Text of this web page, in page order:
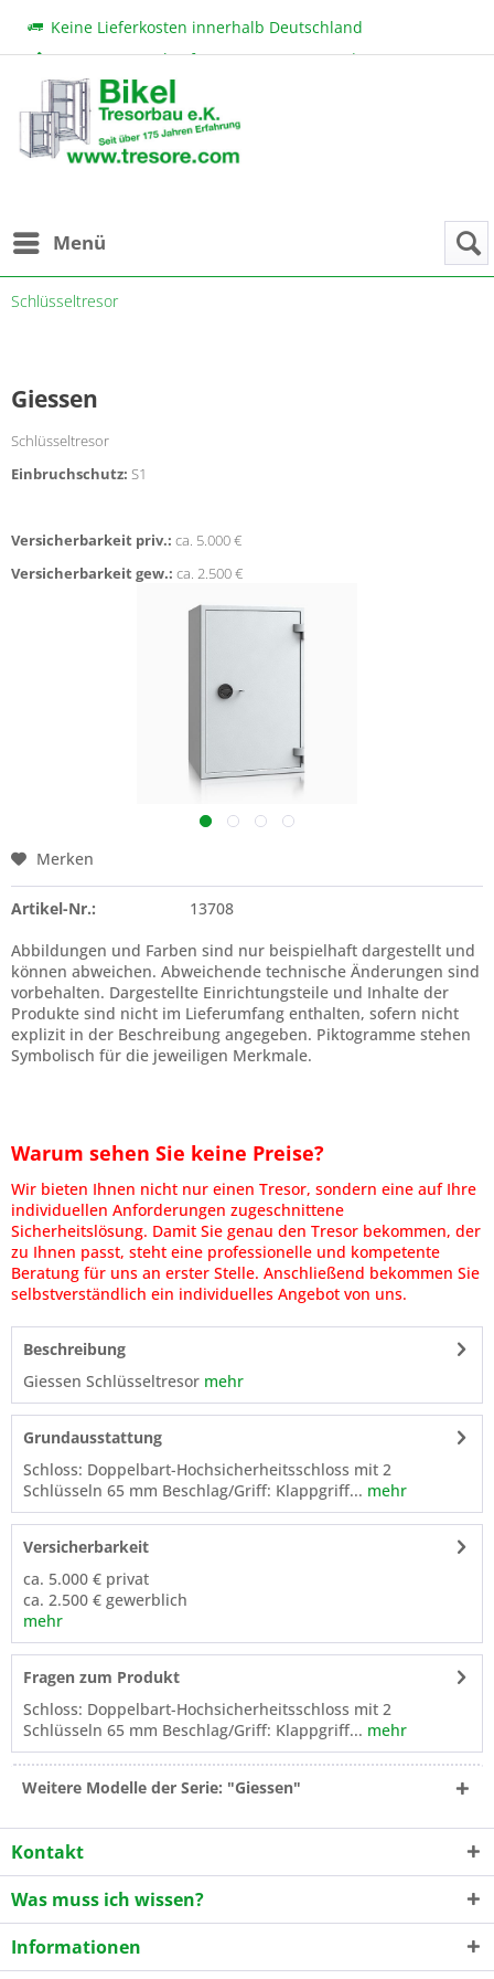
Keine Lieferkosten innerhalb Deutschland
Beratung & Verkauf:+49 (0) 7131 222 11|
bikel@tresore.com
Günstige Preise
Menü
Schlüsseltresor
Giessen
Schlüsseltresor
Einbruchschutz: S1
Versicherbarkeit priv.: ca. 5.000 €
Versicherbarkeit gew.: ca. 2.500 €
Merken
Artikel-Nr.:
13708
Abbildungen und Farben sind nur beispielhaft dargestellt und
können abweichen. Abweichende technische Änderungen sind
vorbehalten. Dargestellte Einrichtungsteile und Inhalte der
Produkte sind nicht im Lieferumfang enthalten, sofern nicht
explizit in der Beschreibung angegeben. Piktogramme stehen
Symbolisch für die jeweiligen Merkmale.
Warum sehen Sie keine Preise?
Wir bieten Ihnen nicht nur einen Tresor, sondern eine auf Ihre
individuellen Anforderungen zugeschnittene
Sicherheitslösung. Damit Sie genau den Tresor bekommen, der
zu Ihnen passt, steht eine professionelle und kompetente
Beratung für uns an erster Stelle. Anschließend bekommen Sie
selbstverständlich ein individuelles Angebot von uns.
Beschreibung
Giessen Schlüsseltresor mehr
Grundausstattung
Schloss: Doppelbart-Hochsicherheitsschloss mit 2
Schlüsseln 65 mm Beschlag/Griff: Klappgriff... mehr
Versicherbarkeit
ca. 5.000 € privat
ca. 2.500 € gewerblich
mehr
Fragen zum Produkt
Schloss: Doppelbart-Hochsicherheitsschloss mit 2
Schlüsseln 65 mm Beschlag/Griff: Klappgriff... mehr
Weitere Modelle der Serie: "Giessen"
Kontakt
Was muss ich wissen?
Informationen